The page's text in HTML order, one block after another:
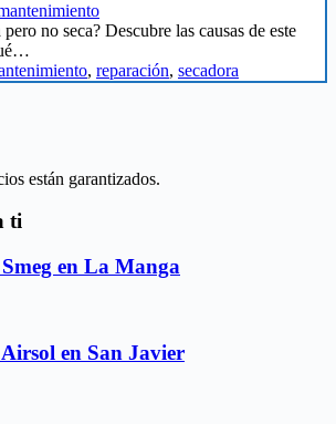
no seca? Descubre las causas de este
, reparación, secadora
están garantizados.
ti
en La Manga
en San Javier